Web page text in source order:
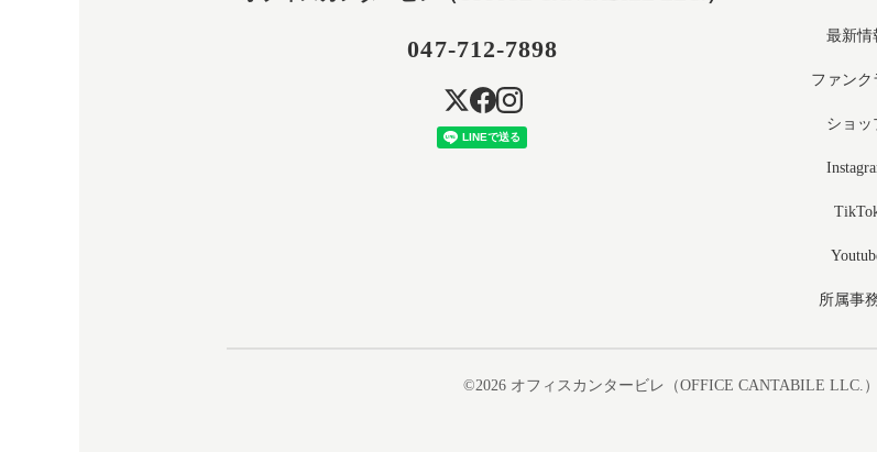
047-712-7898 最新情
ファンク
ショッ
所属事
©2026 オフィスカンタービレ（OFFICE CANTABILE LLC.）